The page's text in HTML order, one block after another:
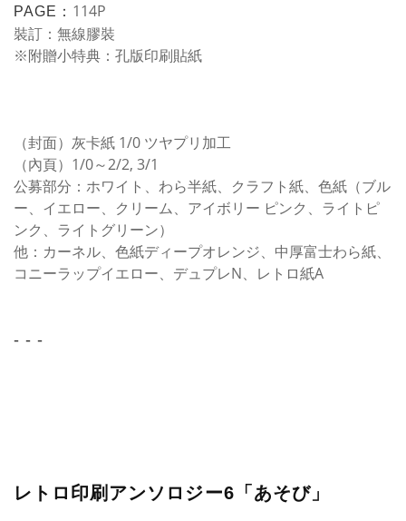
PAGE： 114P
裝訂：無線膠裝
※附贈小特典：孔版印刷貼紙
（封面）灰卡紙 1/0 ツヤプリ加工
（內頁）1/0～2/2, 3/1
公募部分：ホワイト、わら半紙、クラフト紙、色紙（ブル
ー、イエロー、クリーム、アイボリー ピンク、ライトピ
ンク、ライトグリーン）
他：カーネル、色紙ディープオレンジ、中厚富士わら紙、
コニーラップイエロー、デュプレN、レトロ紙A
- - -
レトロ印刷アンソロジー6「あそび」